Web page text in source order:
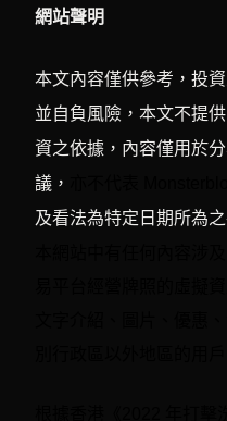
網站聲明
本文內容僅供參考，投
並自負風險，本文不提
資之依據，內容僅用於
議，
及看法為特定日期所為